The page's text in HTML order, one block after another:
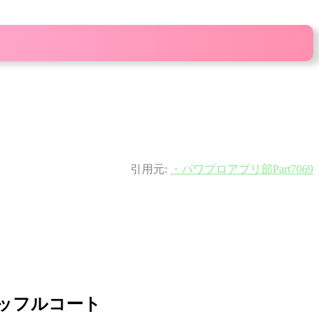
引用元: ・パワプロアプリ部Part7069
ルコート